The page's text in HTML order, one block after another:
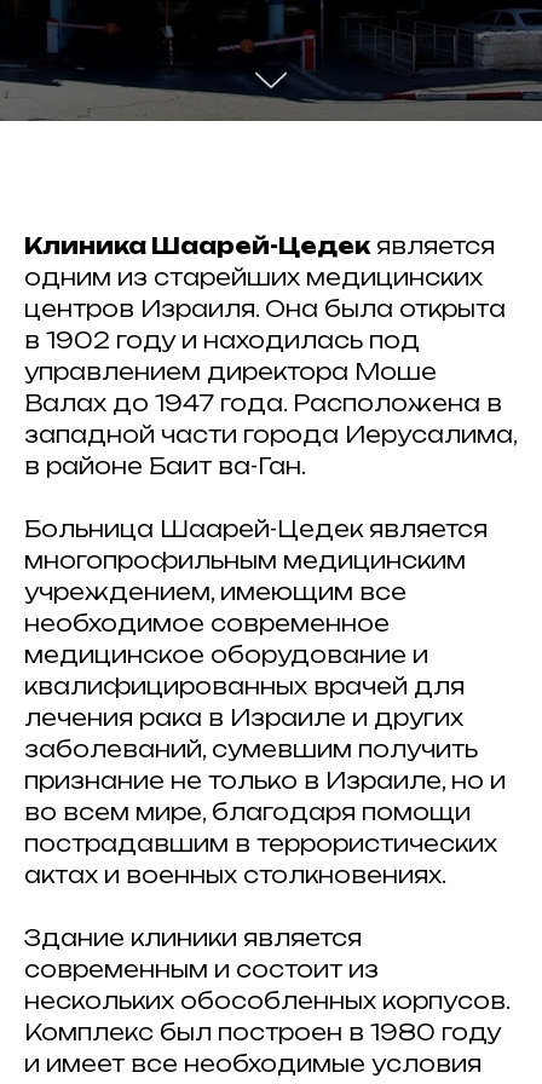
Tel-Aviv, Israel
medicalcenter.com
740-101
589-737
Клиника Шаарей-Цедек является
одним из старейших медицинских
центров Израиля. Она была открыта
в 1902 году и находилась под
управлением директора Моше
Валах до 1947 года. Расположена в
западной части города Иерусалима,
в районе Баит ва-Ган.
Больница Шаарей-Цедек является
многопрофильным медицинским
учреждением, имеющим все
необходимое современное
медицинское оборудование и
квалифицированных врачей для
лечения рака в Израиле и других
заболеваний, сумевшим получить
признание не только в Израиле, но и
во всем мире, благодаря помощи
пострадавшим в террористических
актах и военных столкновениях.
Здание клиники является
современным и состоит из
нескольких обособленных корпусов.
Комплекс был построен в 1980 году
и имеет все необходимые условия